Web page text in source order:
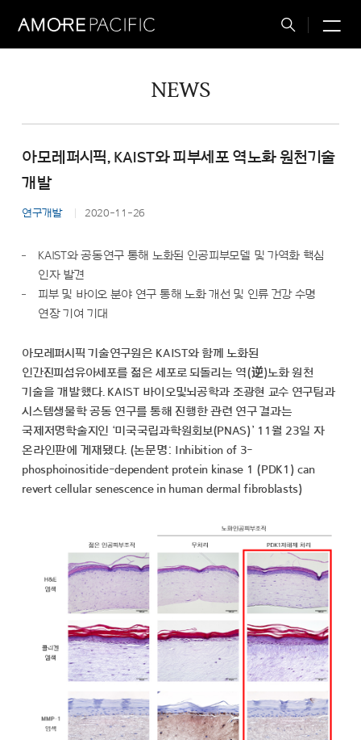
Total
NEWS
아모레퍼시픽, KAIST와 피부세포 역노화 원천기술
개발
연구개발 2020-11-26
KAIST와 공동연구 통해 노화된 인공피부모델 및 가역화 핵심
인자 발견
피부 및 바이오 분야 연구 통해 노화 개선 및 인류 건강 수명
연장 기여 기대
아모레퍼시픽 기술연구원은 KAIST와 함께 노화된
인간진피섬유아세포를 젊은 세포로 되돌리는 역(逆)노화 원천
기술을 개발했다. KAIST 바이오및뇌공학과 조광현 교수 연구팀과
시스템생물학 공동 연구를 통해 진행한 관련 연구 결과는
국제저명학술지인 ‘미국국립과학원회보(PNAS)’ 11월 23일 자
온라인판에 게재됐다. (논문명: Inhibition of 3-
phosphoinositide-dependent protein kinase 1 (PDK1) can
revert cellular senescence in human dermal fibroblasts)